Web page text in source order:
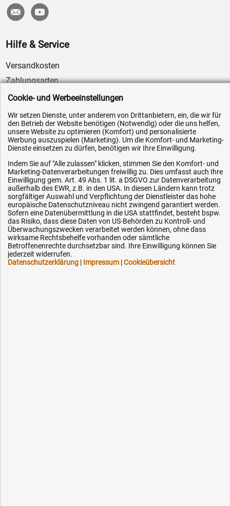
Hilfe & Service
Versandkosten
Zahlungsarten
Service
AGB / Widerrufsrecht
Datenschutz
Impressum
OEM-Ersatzteile
Technik-Hilfe
Downloads
Kontakt
Ihre Hytec-Hydraulik Vorteile
Schneller Versand, meist am selben Tag
Cookie- und Werbeeinstellungen
Wir setzen Dienste, unter anderem von Drittanbietern, ein, die wir für
den Betrieb der Website benötigen (Notwendig) oder die uns helfen,
unsere Website zu optimieren (Komfort) und personalisierte
Werbung auszuspielen (Marketing). Um die Komfort- und Marketing-
Dienste einsetzen zu dürfen, benötigen wir Ihre Einwilligung.
Indem Sie auf "Alle zulassen" klicken, stimmen Sie den Komfort- und
Marketing-Datenverarbeitungen freiwillig zu. Dies umfasst auch Ihre
Einwilligung gem. Art. 49 Abs. 1 lit. a DSGVO zur Datenverarbeitung
außerhalb des EWR, z.B. in den USA. In diesen Ländern kann trotz
sorgfältiger Auswahl und Verpflichtung der Dienstleister das hohe
europäische Datenschutzniveau nicht zwingend garantiert werden.
Sofern eine Datenübermittlung in die USA stattfindet, besteht bspw.
das Risiko, dass diese Daten von US-Behörden zu Kontroll- und
Überwachungszwecken verarbeitet werden können, ohne dass
wirksame Rechtsbehelfe vorhanden oder sämtliche
Betroffenenrechte durchsetzbar sind. Ihre Einwilligung können Sie
jederzeit widerrufen.
Datenschutzerklärung | Impressum |Cookieübersicht